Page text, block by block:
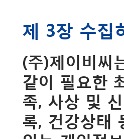
제 3장 수집
(주)제이비씨
같이 필요한
족, 사상 및
록, 건강상태